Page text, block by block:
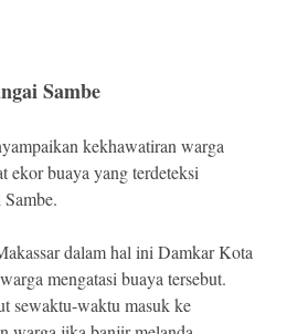
Sambe
kekhawatiran warga
ekor buaya yang terdeteksi
dalam hal ini Damkar Kota
mengatasi buaya tersebut.
sewaktu-waktu masuk ke